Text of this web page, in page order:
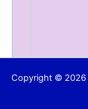
Copyright ©